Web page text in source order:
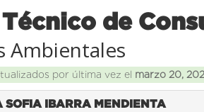
de
Ambientales
por última vez el marzo 20,
IBARRA MENDIENTA